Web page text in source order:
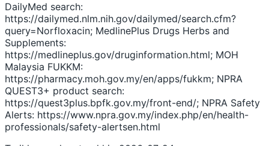
DailyMed search:
https://dailymed.nlm.nih.gov/dailymed/search.cfm?
query=Norfloxacin; MedlinePlus Drugs Herbs and
Supplements:
https://medlineplus.gov/druginformation.html; MOH
Malaysia FUKKM:
https://pharmacy.moh.gov.my/en/apps/fukkm; NPRA
QUEST3+ product search:
https://quest3plus.bpfk.gov.my/front-end/; NPRA Safety
Alerts: https://www.npra.gov.my/index.php/en/health-
professionals/safety-alertsen.html